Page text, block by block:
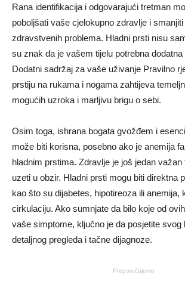
Rana identifikacija i odgovarajući tretman
poboljšati vaše cjelokupno zdravlje i
zdravstvenih problema. Hladni prsti nisu
su znak da je vašem tijelu potrebna dodatna
Dodatni sadržaj za vaše uživanje Pravilno
prstiju na rukama i nogama zahtijeva
mogućih uzroka i marljivu brigu o sebi.
Osim toga, ishrana bogata gvožđem i
može biti korisna, posebno ako je anemija
hladnim prstima. Zdravlje je još jedan
uzeti u obzir. Hladni prsti mogu biti direktna
kao što su dijabetes, hipotireoza ili anemija,
cirkulaciju. Ako sumnjate da bilo koje od
vaše simptome, ključno je da posjetite svog
detaljnog pregleda i tačne dijagnoze.
Preporučujemo